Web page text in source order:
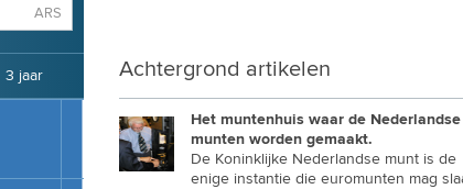
ARS
3 jaar Achtergrond artikelen
Het muntenhuis waar de Nederlandse
munten worden gemaakt.
De Koninklijke Nederlandse munt is de
enige instantie die euromunten mag